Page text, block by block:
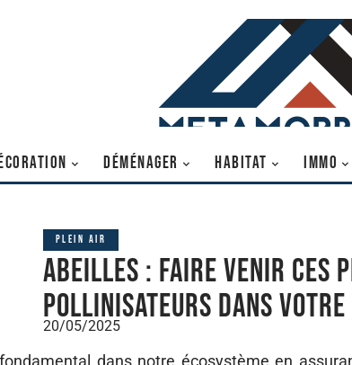
DÉMÉNAGER HABITAT IMMO
PLEIN AIR
Abeilles : faire venir ces
pollinisateurs dans
20/05/2025
dans notre écosystème en